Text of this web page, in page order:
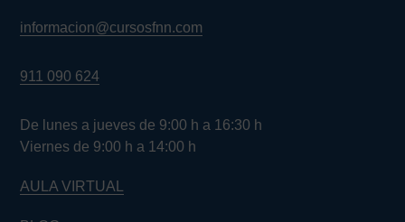
informacion@cursosfnn.com
911 090 624
De lunes a jueves de 9:00 h a 16:30 h
Viernes de 9:00 h a 14:00 h
AULA VIRTUAL